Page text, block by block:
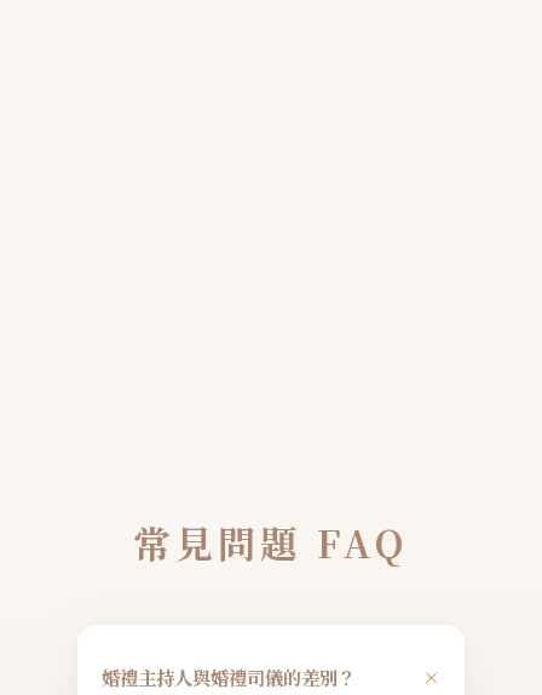
常見問題 FAQ
婚禮主持人與婚禮司儀的差別？ +